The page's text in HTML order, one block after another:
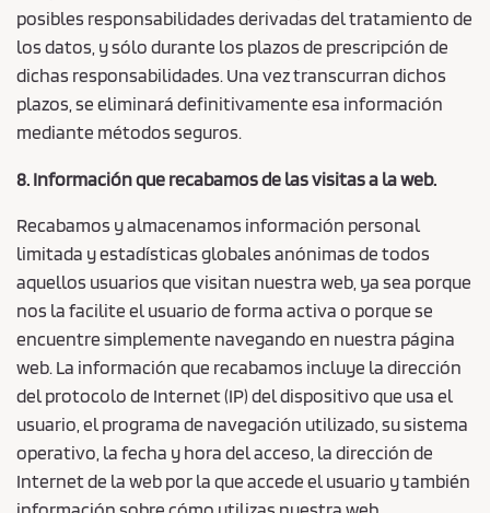
posibles responsabilidades derivadas del tratamiento de
los datos, y sólo durante los plazos de prescripción de
dichas responsabilidades. Una vez transcurran dichos
plazos, se eliminará definitivamente esa información
mediante métodos seguros.
8. Información que recabamos de las visitas a la web.
Recabamos y almacenamos información personal
limitada y estadísticas globales anónimas de todos
aquellos usuarios que visitan nuestra web, ya sea porque
nos la facilite el usuario de forma activa o porque se
encuentre simplemente navegando en nuestra página
web. La información que recabamos incluye la dirección
del protocolo de Internet (IP) del dispositivo que usa el
usuario, el programa de navegación utilizado, su sistema
operativo, la fecha y hora del acceso, la dirección de
Internet de la web por la que accede el usuario y también